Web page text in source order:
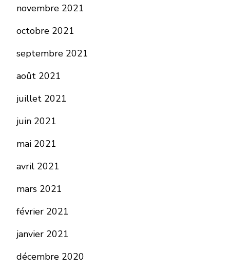
novembre 2021
octobre 2021
septembre 2021
août 2021
juillet 2021
juin 2021
mai 2021
avril 2021
mars 2021
février 2021
janvier 2021
décembre 2020